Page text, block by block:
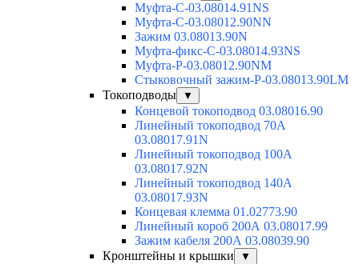
Муфта-С-03.08014.91NS
Муфта-С-03.08012.90NN
Зажим 03.08013.90N
Муфта-фикс-С-03.08014.93NS
Муфта-Р-03.08012.90NM
Стыковочный зажим-Р-03.08013.90LM
Токоподводы
▼
Концевой токоподвод 03.08016.90
Линейный токоподвод 70А
03.08017.91N
Линейный токоподвод 100А
03.08017.92N
Линейный токоподвод 140А
03.08017.93N
Концевая клемма 01.02773.90
Линейный короб 200А 03.08017.99
Зажим кабеля 200А 03.08039.90
Кронштейны и крышки
▼